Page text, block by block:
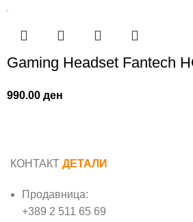
Gaming Headset Fantech
990.00ден
КОНТАКТ ДЕТАЛИ
Продавница:
+389 2 511 65 69